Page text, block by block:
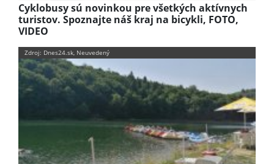
Cyklobusy sú novinkou pre všetkých aktívnych
turistov. Spoznajte náš kraj na bicykli, FOTO,
VIDEO
Zdroj: Dnes24.sk, Neuvedený